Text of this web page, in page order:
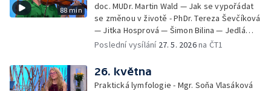
88 min
doc. MUDr. Martin Wald — Jak se vypořádat
se změnou v životě - PhDr. Tereza Ševčíková
— Jitka Hosprová — Šimon Bilina — Jedlá
zahrada - Petra Matějková — Kulturní tipy
Poslední vysílání 27. 5. 2026na ČT1
26. května
Praktická lymfologie - Mgr. Soňa Vlasáková